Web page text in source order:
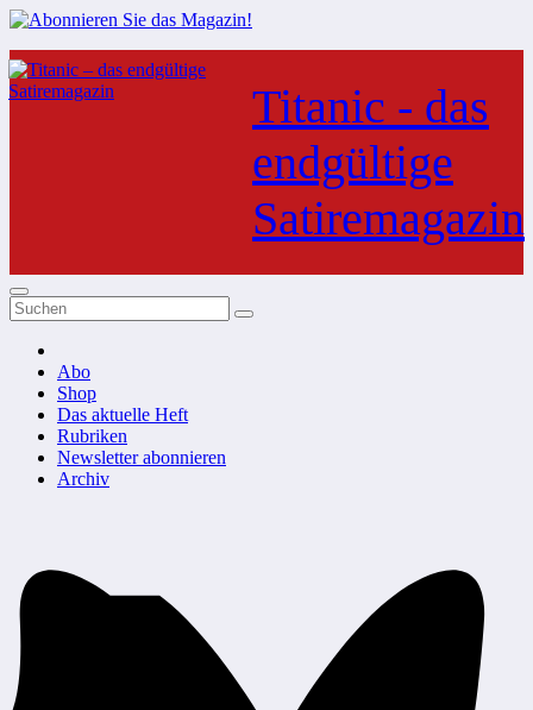
Zum
Inhalt
springen
Titanic - das
endgültige
Satiremagazin
Abo
Shop
Das aktuelle Heft
Rubriken
Newsletter abonnieren
Archiv